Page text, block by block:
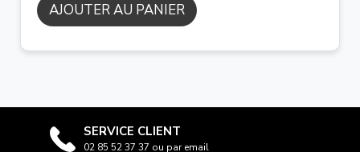
AJOUTER AU PANIER
SERVICE CLIENT
02 85 52 37 37 ou par email